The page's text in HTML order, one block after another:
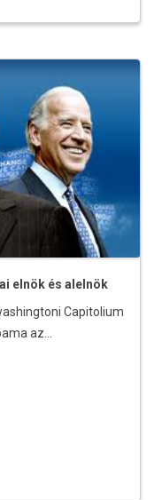
elnök és alelnök
Capitolium
az...